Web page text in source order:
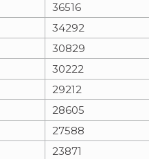
36516
34292
30829
30222
29212
28605
27588
23871